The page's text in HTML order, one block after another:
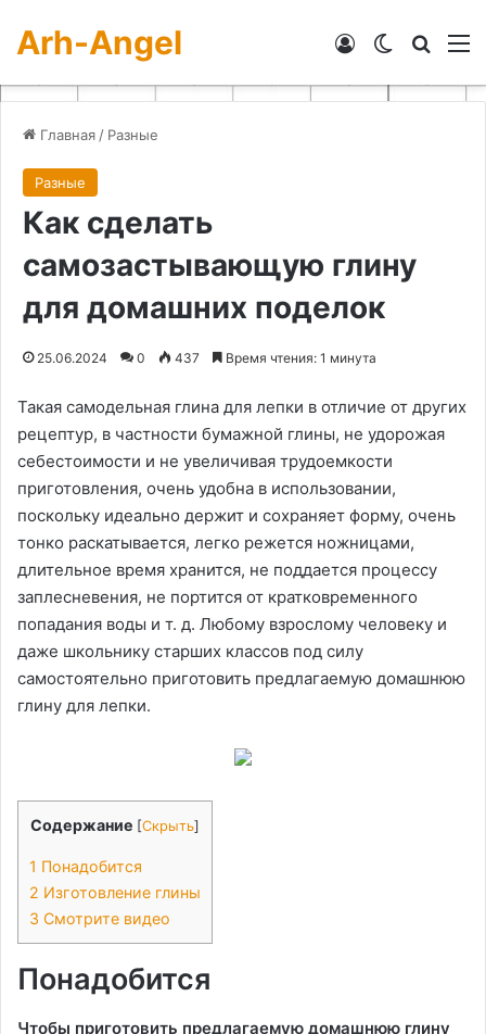
Arh-Angel Switch skin
Войти
Главная / Разные
Разные
Как сделать
самозастывающую глину
для домашних поделок
25.06.2024 0 437 Время чтения: 1 минута
Такая самодельная глина для лепки в отличие от других
рецептур, в частности бумажной глины, не удорожая
себестоимости и не увеличивая трудоемкости
приготовления, очень удобна в использовании,
поскольку идеально держит и сохраняет форму, очень
тонко раскатывается, легко режется ножницами,
длительное время хранится, не поддается процессу
заплесневения, не портится от кратковременного
попадания воды и т. д. Любому взрослому человеку и
даже школьнику старших классов под силу
самостоятельно приготовить предлагаемую домашнюю
глину для лепки.
Содержание [Скрыть]
1 Понадобится
2 Изготовление глины
3 Смотрите видео
Понадобится
Чтобы приготовить предлагаемую домашнюю глину